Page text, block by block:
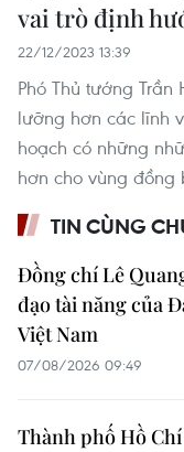
vai trò định
22/12/2023 13:39
Phó Thủ tướng
lưỡng hơn các lĩnh
hoạch có những
hơn cho vùng đồng
TIN CÙNG
Đồng chí Lê
đạo tài năng của
Việt Nam
07/08/2026 09:49
Thành phố Hồ